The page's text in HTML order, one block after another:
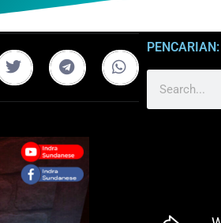
PENCARIAN: